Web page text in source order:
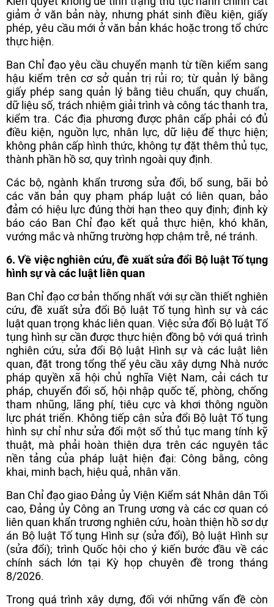
giảm ở văn bản này, nhưng phát sinh điều kiện, giấy
phép, yêu cầu mới ở văn bản khác hoặc trong tổ chức
thực hiện.
Ban Chỉ đạo yêu cầu chuyển mạnh từ tiền kiểm sang
hậu kiểm trên cơ sở quản trị rủi ro; từ quản lý bằng
giấy phép sang quản lý bằng tiêu chuẩn, quy chuẩn,
dữ liệu số, trách nhiệm giải trình và công tác thanh tra,
kiểm tra. Các địa phương được phân cấp phải có đủ
điều kiện, nguồn lực, nhân lực, dữ liệu để thực hiện;
không phân cấp hình thức, không tự đặt thêm thủ tục,
thành phần hồ sơ, quy trình ngoài quy định.
Các bộ, ngành khẩn trương sửa đổi, bổ sung, bãi bỏ
các văn bản quy phạm pháp luật có liên quan, bảo
đảm có hiệu lực đúng thời hạn theo quy định; định kỳ
báo cáo Ban Chỉ đạo kết quả thực hiện, khó khăn,
vướng mắc và những trường hợp chậm trễ, né tránh.
6. Về việc nghiên cứu, đề xuất sửa đổi Bộ luật Tố tụng
hình sự và các luật liên quan
Ban Chỉ đạo cơ bản thống nhất với sự cần thiết nghiên
cứu, đề xuất sửa đổi Bộ luật Tố tụng hình sự và các
luật quan trọng khác liên quan. Việc sửa đổi Bộ luật Tố
tụng hình sự cần được thực hiện đồng bộ với quá trình
nghiên cứu, sửa đổi Bộ luật Hình sự và các luật liên
quan, đặt trong tổng thể yêu cầu xây dựng Nhà nước
pháp quyền xã hội chủ nghĩa Việt Nam, cải cách tư
pháp, chuyển đổi số, hội nhập quốc tế, phòng, chống
tham nhũng, lãng phí, tiêu cực và khơi thông nguồn
lực phát triển. Không tiếp cận sửa đổi Bộ luật Tố tụng
hình sự chỉ như sửa đổi một số thủ tục mang tính kỹ
thuật, mà phải hoàn thiện dựa trên các nguyên tắc
nền tảng của pháp luật hiện đại: Công bằng, công
khai, minh bạch, hiệu quả, nhân văn.
Ban Chỉ đạo giao Đảng ủy Viện Kiểm sát Nhân dân Tối
cao, Đảng ủy Công an Trung ương và các cơ quan có
liên quan khẩn trương nghiên cứu, hoàn thiện hồ sơ dự
án Bộ luật Tố tụng Hình sự (sửa đổi), Bộ luật Hình sự
(sửa đổi); trình Quốc hội cho ý kiến bước đầu về các
chính sách lớn tại Kỳ họp chuyên đề trong tháng
8/2026.
Trong quá trình xây dựng, đối với những vấn đề còn